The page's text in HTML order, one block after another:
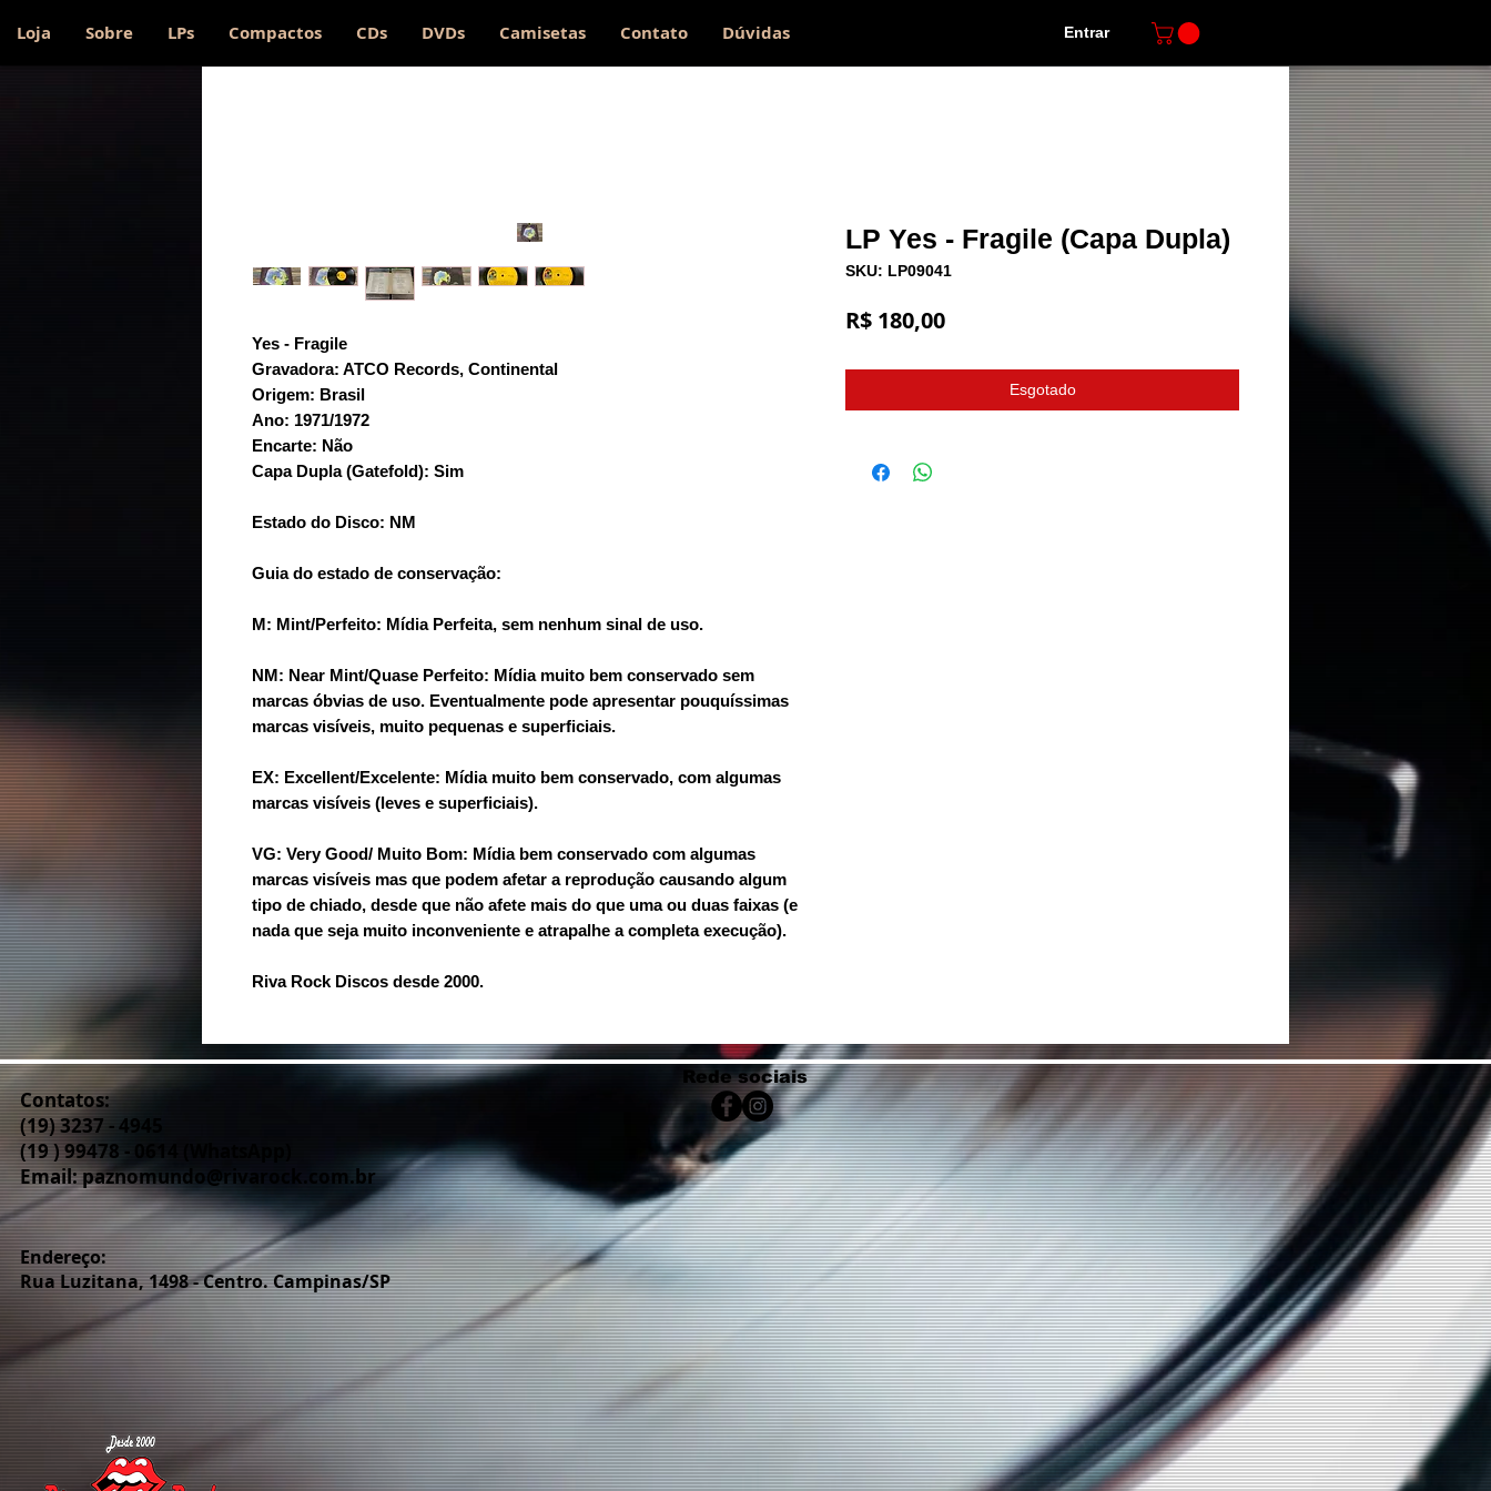
Loja Sobre LPs Compactos CDs DVDs Camisetas Contato Dúvidas Entrar
Yes - Fragile
Gravadora: ATCO Records, Continental
Origem: Brasil
Ano: 1971/1972
Encarte: Não
Capa Dupla (Gatefold): Sim
Estado do Disco: NM
Guia do estado de conservação:
M: Mint/Perfeito: Mídia Perfeita, sem nenhum sinal de uso.
NM: Near Mint/Quase Perfeito: Mídia muito bem conservado sem
marcas óbvias de uso. Eventualmente pode apresentar pouquíssimas
marcas visíveis, muito pequenas e superficiais.
EX: Excellent/Excelente: Mídia muito bem conservado, com algumas
marcas visíveis (leves e superficiais).
VG: Very Good/ Muito Bom: Mídia bem conservado com algumas
marcas visíveis mas que podem afetar a reprodução causando algum
tipo de chiado, desde que não afete mais do que uma ou duas faixas (e
nada que seja muito inconveniente e atrapalhe a completa execução).
Riva Rock Discos desde 2000.
LP Yes - Fragile (Capa Dupla)
SKU: LP09041
R$ 180,00Preço
Esgotado
Rede sociais
Contatos:
(19) 3237 - 4945
(19 ) 99478 - 0614 (WhatsApp)
Email:paznomundo@rivarock.com.br
Endereço:
Rua Luzitana, 1498 - Centro. Campinas/SP